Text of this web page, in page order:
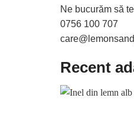
Ne bucurăm să
0756 100 707
Recent